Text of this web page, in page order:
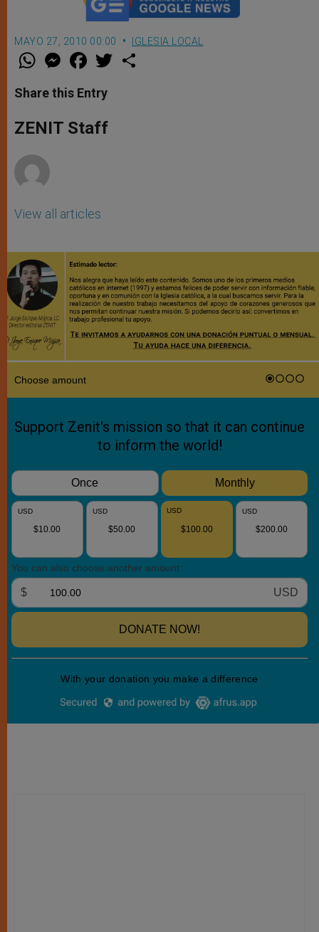
MAYO 27, 2010 00:00 IGLESIA LOCAL
W
t
s
p
p
M
e
s
e
g
e
F
a
e
b
o
k
w
Share this Entry
ZENIT Staff
View all articles